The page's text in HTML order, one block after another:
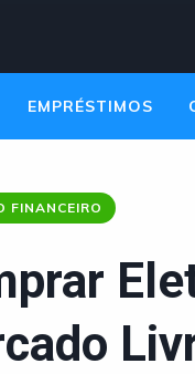
EMPRÉSTIMOS
FINANCEIRO